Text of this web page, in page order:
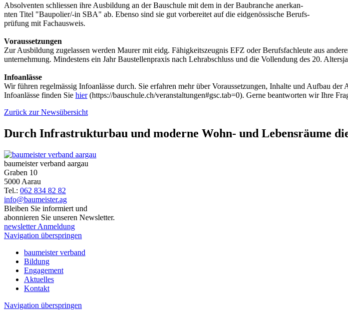
Absolventen schliessen ihre Ausbildung an der Bauschule mit dem in der Baubranche anerkan-
nten Titel "Baupolier/-in SBA" ab. Ebenso sind sie gut vorbereitet auf die eidgenössische Berufs-
prüfung mit Fachausweis.
Voraussetzungen
Zur Ausbildung zugelassen werden Maurer mit eidg. Fähigkeitszeugnis EFZ oder Berufsfachleute aus
unternehmung. Mindestens ein Jahr Baustellenpraxis nach Lehrabschluss und die Vollendung des 20.
Infoanlässe
Wir führen regelmässig Infoanlässe durch. Sie erfahren mehr über Voraussetzungen, Inhalte und Aufbau
Infoanlässe finden Sie hier(https://bauschule.ch/veranstaltungen#gsc.tab=0). Gerne beantworten wir Ihre
Zurück zur Newsübersicht
Durch Infrastrukturbau und moderne Wohn- und Lebensräume
baumeister verband aargau
Graben 10
5000 Aarau
Tel.: 062 834 82 82
info@baumeister.ag
Bleiben Sie informiert und
abonnieren Sie unseren Newsletter.
newsletter Anmeldung
Navigation überspringen
baumeister verband
Bildung
Engagement
Aktuelles
Kontakt
Navigation überspringen